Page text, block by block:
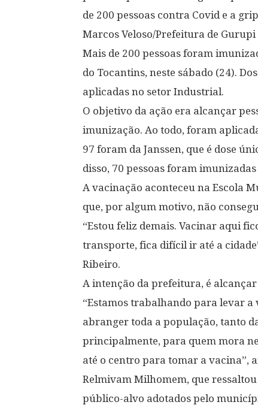
de 200 pessoas contra Covid e a
Marcos Veloso/Prefeitura de Gurupi
Mais de 200 pessoas foram
do Tocantins, neste sábado (24).
aplicadas no setor Industrial.
O objetivo da ação era alcançar
imunização. Ao todo, foram
97 foram da Janssen, que é dose
disso, 70 pessoas foram
A vacinação aconteceu na Escola
que, por algum motivo, não
“Estou feliz demais. Vacinar aqui
transporte, fica difícil ir até a
Ribeiro.
A intenção da prefeitura, é
“Estamos trabalhando para levar a
abranger toda a população, tanto
principalmente, para quem mora
até o centro para tomar a vacina”,
Relmivam Milhomem, que
público-alvo adotados pelo